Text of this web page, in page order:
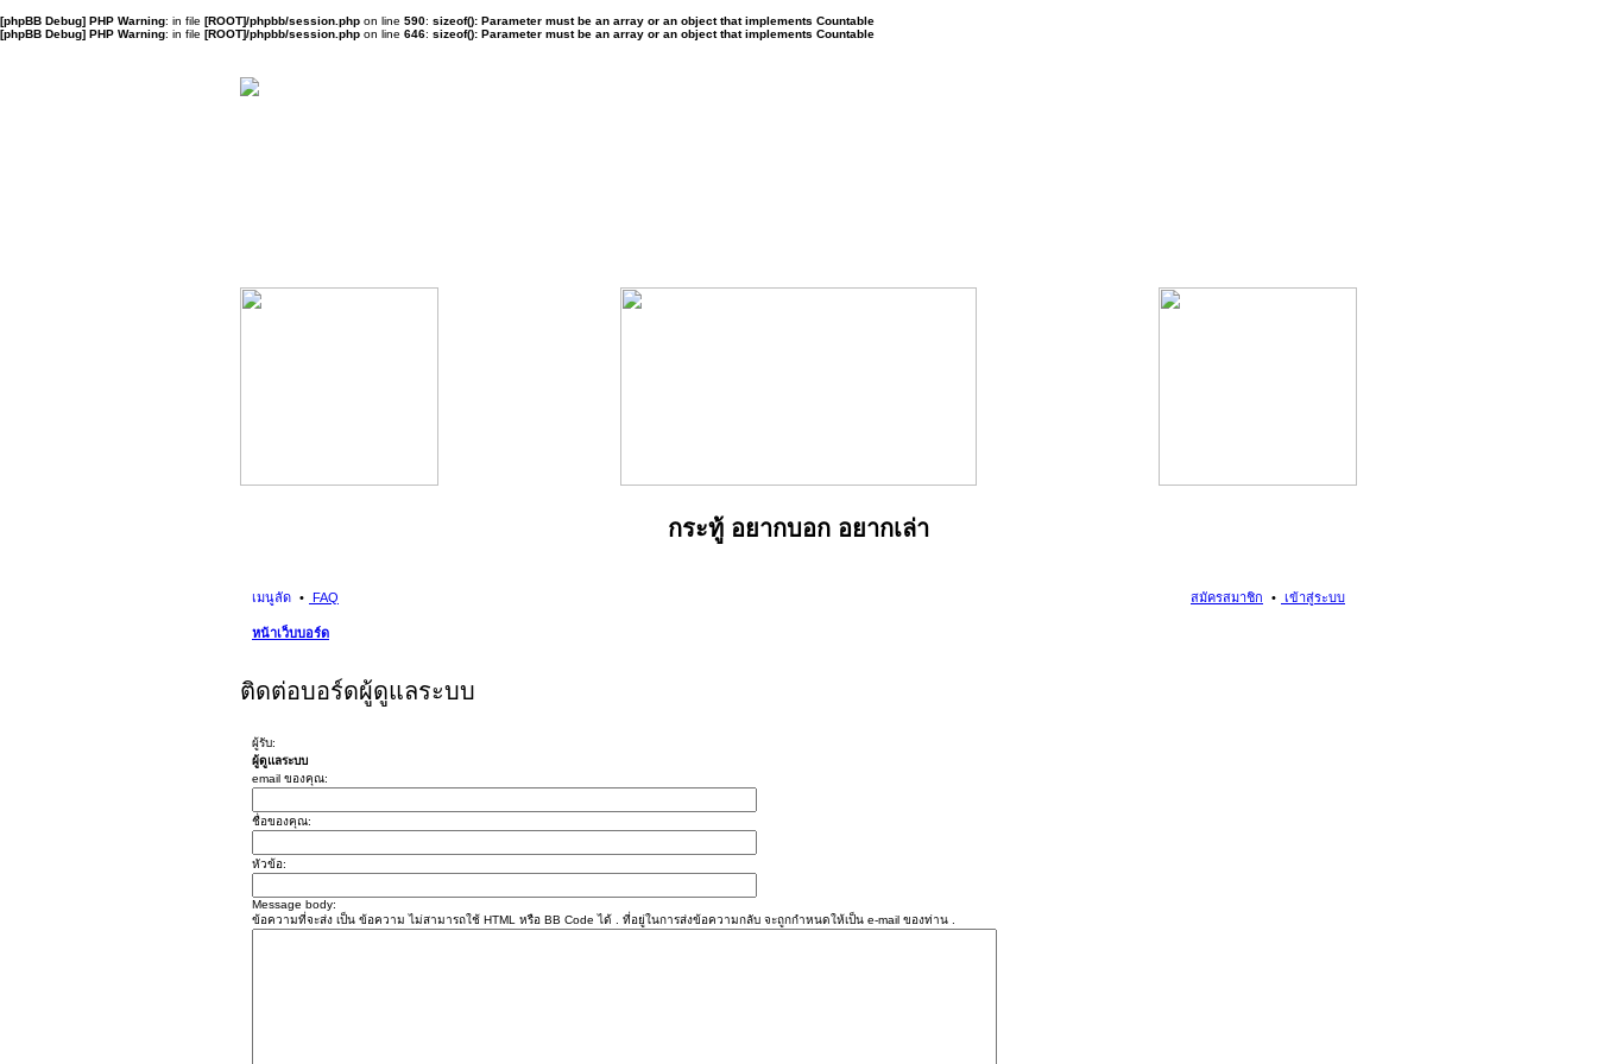
[phpBB Debug] PHP Warning: in file [ROOT]/phpbb/session.php on line 590: sizeof(): Parameter must be an array or an object that implements Countable
[phpBB Debug] PHP Warning: in file [ROOT]/phpbb/session.php on line 646: sizeof(): Parameter must be an array or an object that implements Countable
กระทู้ อยากบอก อยากเล่า
เมนูลัด FAQ เข้าสู่ระบบ
สมัครสมาชิก
หน้าเว็บบอร์ด
ติดต่อบอร์ดผู้ดูแลระบบ
ผู้รับ:
ผู้ดูแลระบบ
email ของคุณ:
ชื่อของคุณ:
หัวข้อ:
Message body:
ข้อความที่จะส่ง เป็น ข้อความ ไม่สามารถใช้ HTML หรือ BB Code ได้ . ที่อยู่ในการส่งข้อความกลับ จะถูกกำหนดให้เป็น e-mail ของท่าน .